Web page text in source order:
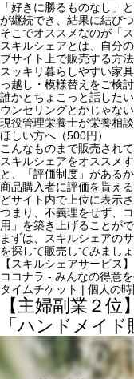
「好きに勝るものなし」
が継続でき、結果に結びつ
そこでオススメなのが「
スキルシェアとは、
自分
ブサイト上で販売する方法
スッキリ暮らしやすい家
っ越し・模様替えをご検
誰かとちょこっと話した
ウンセリングとかじゃな
現役管理栄養士が栄養相
ほしい方へ（500円）
こんなものまで販売されて
スキルシェアをオススメ
と、
「評価制度」がある
商品購入者に評価を貰え
どサイト内で上位に表示
つまり、不義理をせず、
用」を築き上げることがで
まずは、スキルシェアの
を探して販売してみましょ
【スキルシェアサービス】
ココナラ - みんなの得意
タイムチケット | 個人の
【主婦副業２
「ハンドメイド